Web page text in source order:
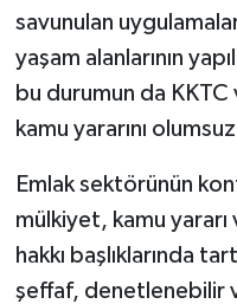
savunulan
yaşam alanlarının
bu durumun da KKTC
kamu yararını
Emlak sektörünün
mülkiyet, kamu yararı
hakkı başlıklarında
şeffaf, denetlenebilir